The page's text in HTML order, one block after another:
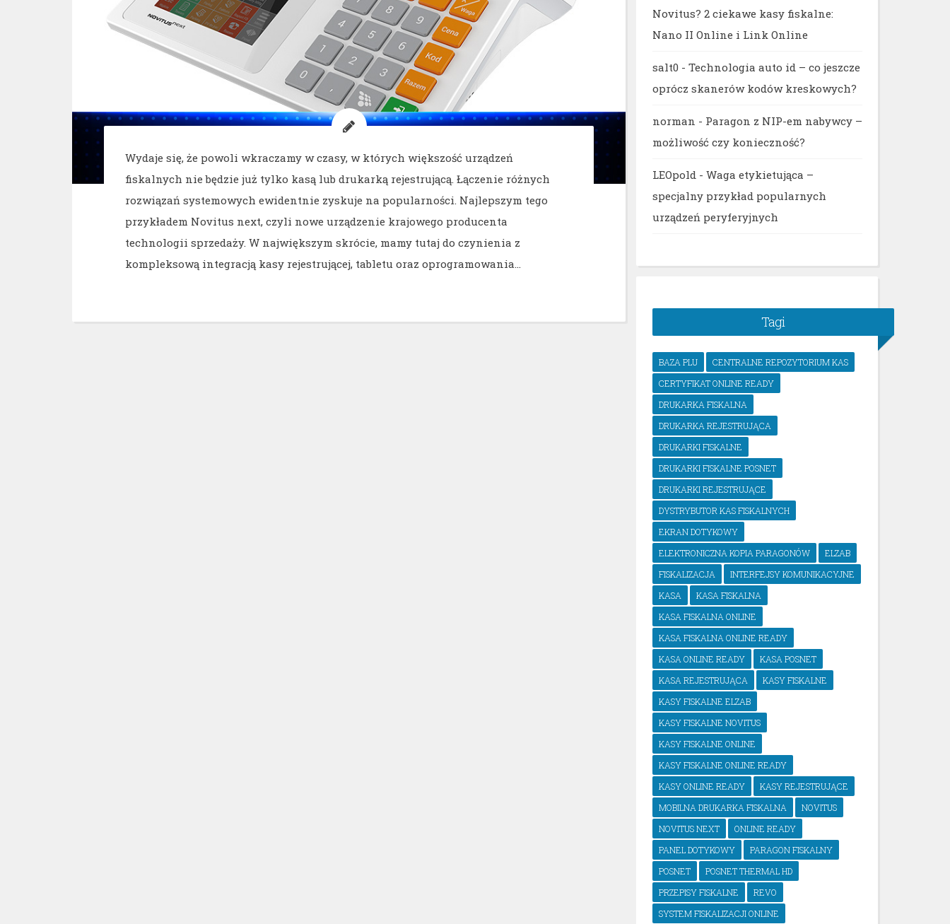
Wydaje się, że powoli wkraczamy w czasy, w których większość urządzeń
fiskalnych nie będzie już tylko kasą lub drukarką rejestrującą. Łączenie różnych
rozwiązań systemowych ewidentnie zyskuje na popularności. Najlepszym tego
przykładem Novitus next, czyli nowe urządzenie krajowego producenta
technologii sprzedaży. W największym skrócie, mamy tutaj do czynienia z
kompleksową integracją kasy rejestrującej, tabletu oraz oprogramowania…
Novitus? 2 ciekawe kasy fiskalne:
Nano II Online i Link Online
salt0- Technologia auto id – co jeszcze
oprócz skanerów kodów kreskowych?
norman - Paragon z NIP-em nabywcy –
możliwość czy konieczność?
LEOpold- Waga etykietująca –
specjalny przykład popularnych
urządzeń peryferyjnych
Tagi
BAZA PLU
CENTRALNE REPOZYTORIUM KAS
CERTYFIKAT ONLINE READY
DRUKARKA FISKALNA
DRUKARKA REJESTRUJĄCA
DRUKARKI FISKALNE
DRUKARKI FISKALNE POSNET
DRUKARKI REJESTRUJĄCE
DYSTRYBUTOR KAS FISKALNYCH
EKRAN DOTYKOWY
ELEKTRONICZNA KOPIA PARAGONÓW
ELZAB
FISKALIZACJA
INTERFEJSY KOMUNIKACYJNE
KASA
KASA FISKALNA
KASA FISKALNA ONLINE
KASA FISKALNA ONLINE READY
KASA ONLINE READY
KASA POSNET
KASA REJESTRUJĄCA
KASY FISKALNE
KASY FISKALNE ELZAB
KASY FISKALNE NOVITUS
KASY FISKALNE ONLINE
KASY FISKALNE ONLINE READY
KASY ONLINE READY
KASY REJESTRUJĄCE
MOBILNA DRUKARKA FISKALNA
NOVITUS
NOVITUS NEXT
ONLINE READY
PANEL DOTYKOWY
PARAGON FISKALNY
POSNET
POSNET THERMAL HD
PRZEPISY FISKALNE
REVO
SYSTEM FISKALIZACJI ONLINE